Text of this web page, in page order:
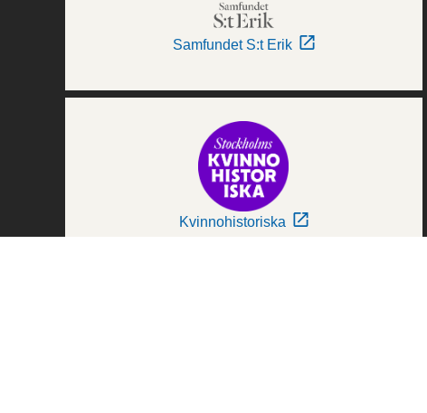
Samfundet S:t Erik
Kvinnohistoriska